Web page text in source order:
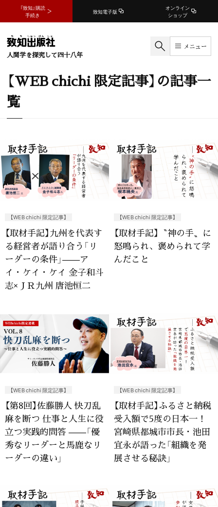
『致知』購読
手続き
致知電子版
オンライン
ショップ
人間学を探究して四十八年
メニュー
【WEB chichi 限定記事】の記事一
覧
【WEB chichi 限定記事】
【取材手記】九州を代表す
る経営者が語り合う「リ
ーダーの条件」——ア
イ・ケイ・ケイ 金子和斗
志×ＪＲ九州 唐池恒二
【WEB chichi 限定記事】
【取材手記】〝神の手〟に
怒鳴られ、褒められて学
んだこと
【WEB chichi 限定記事】
【第8回】佐藤勝人 快刀乱
麻を断つ 仕事と人生に役
立つ実践的問答 ——「優
秀なリーダーと馬鹿なリ
ーダーの違い」
【WEB chichi 限定記事】
【取材手記】ふるさと納税
受入額で5度の日本一！
宮崎県都城市市長・池田
宜永が語った「組織を発
展させる秘訣」